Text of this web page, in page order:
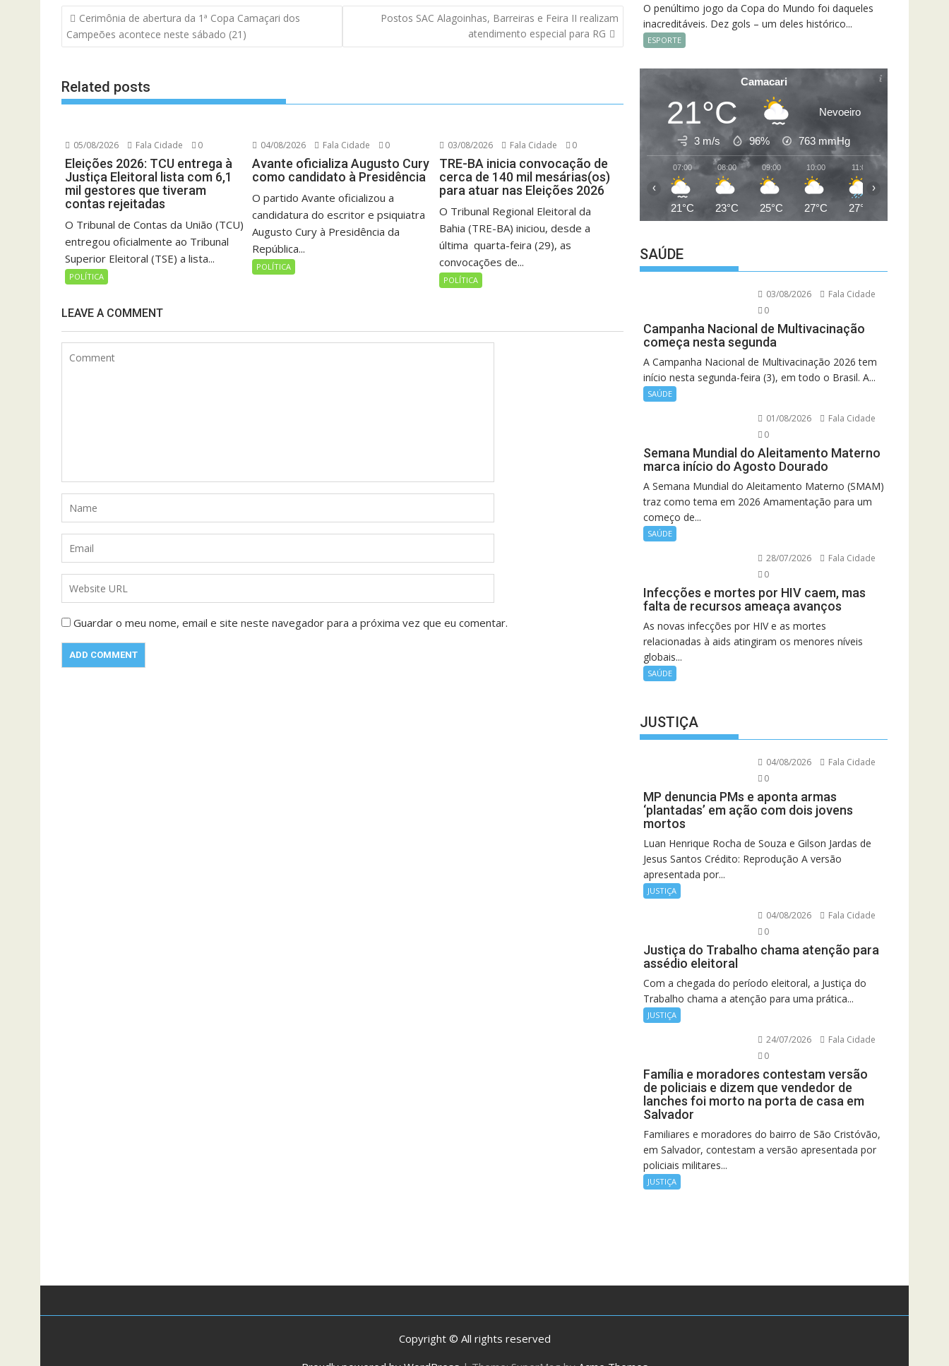
Navegação
de
artigos
Cerimônia de abertura da 1ª Copa Camaçari dos
Campeões acontece neste sábado (21)
Postos SAC Alagoinhas, Barreiras e Feira II realizam
atendimento especial para RG
Related posts
05/08/2026 Fala Cidade 0
Eleições 2026: TCU entrega à
Justiça Eleitoral lista com 6,1
mil gestores que tiveram
contas rejeitadas
O Tribunal de Contas da União (TCU)
entregou oficialmente ao Tribunal
Superior Eleitoral (TSE) a lista...
POLÍTICA
04/08/2026 Fala Cidade 0
Avante oficializa Augusto Cury
como candidato à Presidência
O partido Avante oficializou a
candidatura do escritor e psiquiatra
Augusto Cury à Presidência da
República...
POLÍTICA
03/08/2026 Fala Cidade 0
TRE-BA inicia convocação de
cerca de 140 mil mesárias(os)
para atuar nas Eleições 2026
O Tribunal Regional Eleitoral da
Bahia (TRE-BA) iniciou, desde a
última quarta-feira (29), as
convocações de...
POLÍTICA
LEAVE A COMMENT
Guardar o meu nome, email e site neste navegador para a próxima vez que eu comentar.
O penúltimo jogo da Copa do Mundo foi daqueles
inacreditáveis. Dez gols – um deles histórico...
ESPORTE
Camacari
21°C Nevoeiro
3 m/s 96% 763 mmHg
07:00
21°C
08:00
23°C
09:00
25°C
10:00
27°C
11:00
27°C
‹ ›
SAÚDE
03/08/2026
Fala Cidade
0
Campanha Nacional de Multivacinação
começa nesta segunda
A Campanha Nacional de Multivacinação 2026 tem
início nesta segunda-feira (3), em todo o Brasil. A...
SAÚDE
01/08/2026
Fala Cidade
0
Semana Mundial do Aleitamento Materno
marca início do Agosto Dourado
A Semana Mundial do Aleitamento Materno (SMAM)
traz como tema em 2026 Amamentação para um
começo de...
SAÚDE
28/07/2026
Fala Cidade
0
Infecções e mortes por HIV caem, mas
falta de recursos ameaça avanços
As novas infecções por HIV e as mortes
relacionadas à aids atingiram os menores níveis
globais...
SAÚDE
JUSTIÇA
04/08/2026
Fala Cidade
0
MP denuncia PMs e aponta armas
‘plantadas’ em ação com dois jovens
mortos
Luan Henrique Rocha de Souza e Gilson Jardas de
Jesus Santos Crédito: Reprodução A versão
apresentada por...
JUSTIÇA
04/08/2026
Fala Cidade
0
Justiça do Trabalho chama atenção para
assédio eleitoral
Com a chegada do período eleitoral, a Justiça do
Trabalho chama a atenção para uma prática...
JUSTIÇA
24/07/2026
Fala Cidade
0
Família e moradores contestam versão
de policiais e dizem que vendedor de
lanches foi morto na porta de casa em
Salvador
Familiares e moradores do bairro de São Cristóvão,
em Salvador, contestam a versão apresentada por
policiais militares...
JUSTIÇA
Copyright © All rights reserved